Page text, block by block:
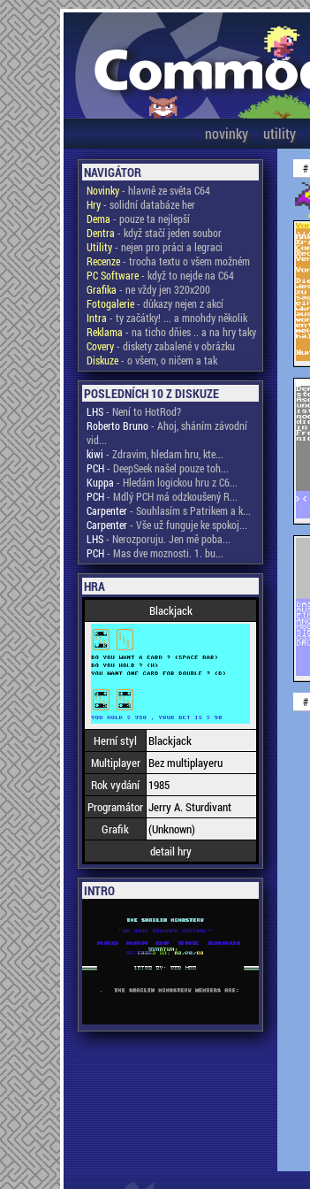
novinky utility
NAVIGÁTOR
Novinky- hlavně ze světa C64
Hry- solidní databáze her
Dema - pouze ta nejlepší
Dentra - když stačí jeden soubor
Utility- nejen pro práci a legraci
Recenze- trocha textu o všem možném
PC Software- když to nejde na C64
Grafika - ne vždy jen 320x200
Fotogalerie- důkazy nejen z akcí
Intra - ty začátky! ... a mnohdy několik
Reklama - na ticho dňies .. a na hry taky
Covery- diskety zabalené v obrázku
Diskuze- o všem, o ničem a tak
POSLEDNÍCH 10 Z DISKUZE
LHS- Není to HotRod?
Roberto Bruno- Ahoj, sháním závodní
vid...
kiwi - Zdravim, hledam hru, kte...
PCH- DeepSeek našel pouze toh...
Kuppa - Hledám logickou hru z C6...
PCH- Mdlý PCH má odzkoušený R...
Carpenter- Souhlasím s Patrikem a k...
Carpenter- Vše už funguje ke spokoj...
LHS- Nerozporuju. Jen mě poba...
PCH- Mas dve moznosti. 1. bu...
HRA
Blackjack
Herní styl
Blackjack
Multiplayer Bez multiplayeru
Rok vydání
1985
Programátor Jerry A. Sturdivant
Grafik
(Unknown)
detail hry
INTRO
#
#